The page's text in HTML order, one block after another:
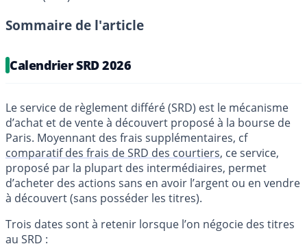
Sommaire de l'article
Calendrier SRD 2026
Le service de règlement différé (SRD) est le mécanisme
d’achat et de vente à découvert proposé à la bourse de
Paris. Moyennant des frais supplémentaires, cf
comparatif des frais de SRD des courtiers, ce service,
proposé par la plupart des intermédiaires, permet
d’acheter des actions sans en avoir l’argent ou en vendre
à découvert (sans posséder les titres).
Trois dates sont à retenir lorsque l’on négocie des titres
au SRD :